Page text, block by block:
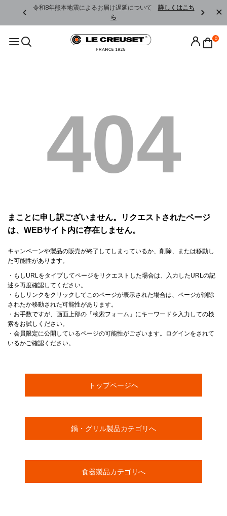
令和8年熊本地震によるお届け遅延について 詳しくはこち
ら
0
404
まことに申し訳ございません。リクエストされたページ
は、WEBサイト内に存在しません。
キャンペーンや製品の販売が終了してしまっているか、削除、または移動し
た可能性があります。
・もしURLをタイプしてページをリクエストした場合は、入力したURLの記
述を再度確認してください。
・もしリンクをクリックしてこのページが表示された場合は、ページが削除
されたか移動された可能性があります。
・お手数ですが、画面上部の「検索フォーム」にキーワードを入力しての検
索をお試しください。
・会員限定に公開しているページの可能性がございます。ログインをされて
いるかご確認ください。
トップページへ
鍋・グリル製品カテゴリへ
食器製品カテゴリへ